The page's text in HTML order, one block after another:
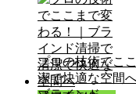
プロの技術でこ
潔で快適な空間